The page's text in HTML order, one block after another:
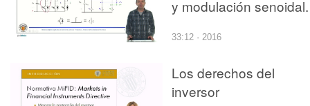
y modulación senoidal.
33:12 · 2016
Los derechos del
inversor